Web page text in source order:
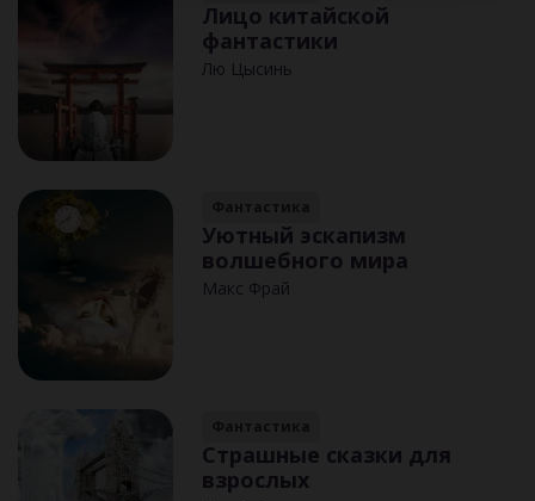
Лицо китайской
фантастики
Лю Цысинь
Уютный эскапизм
волшебного мира
Макс Фрай
Страшные сказки для
взрослых